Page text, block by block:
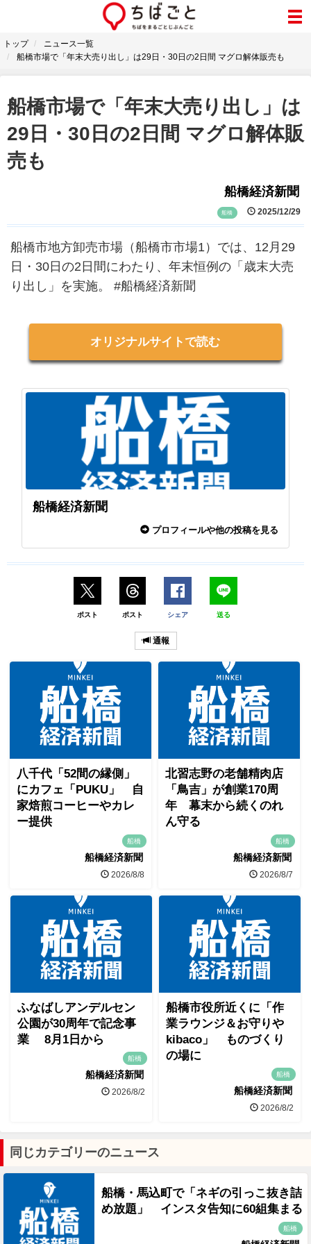
トップ
ニュース一覧
船橋市場で「年末大売り出し」は29日・30日の2日間 マグロ解体販売も
船橋市場で「年末大売り出し」は
29日・30日の2日間 マグロ解体販
売も
船橋経済新聞
船橋 2025/12/29
船橋市地方卸売市場（船橋市市場1）では、12月29
日・30日の2日間にわたり、年末恒例の「歳末大売
り出し」を実施。 #船橋経済新聞
オリジナルサイトで読む
船橋経済新聞
プロフィールや他の投稿を見る
ポスト ポスト シェア 送る
通報
八千代「52間の縁側」
にカフェ「PUKU」 自
家焙煎コーヒーやカレ
ー提供
船橋
船橋経済新聞
2026/8/8
北習志野の老舗精肉店
「鳥吉」が創業170周
年 幕末から続くのれ
ん守る
船橋
船橋経済新聞
2026/8/7
ふなばしアンデルセン
公園が30周年で記念事
業 8月1日から
船橋
船橋経済新聞
2026/8/2
船橋市役所近くに「作
業ラウンジ＆お守りや
kibaco」 ものづくり
の場に
船橋
船橋経済新聞
2026/8/2
同じカテゴリーのニュース
船橋・馬込町で「ネギの引っこ抜き詰
め放題」 インスタ告知に60組集まる
船橋